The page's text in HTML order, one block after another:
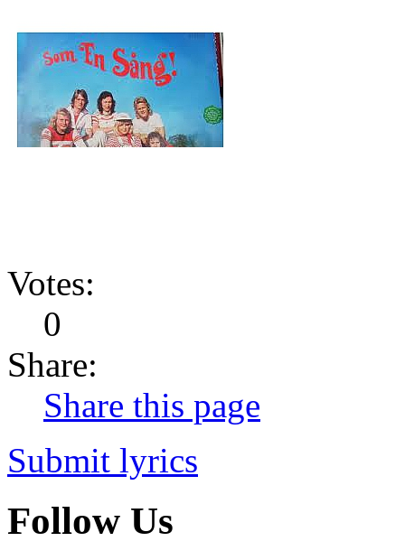
Votes:
0
Share:
Share this page
Submit lyrics
Follow Us